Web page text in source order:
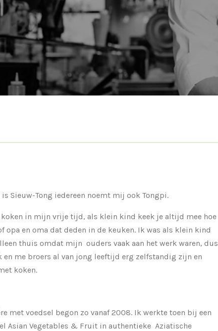
Sieuw-Tong iedereen noemt mij ook Tongpi.
koken in mijn vrije tijd, als klein kind keek je altijd mee hoe
opa en oma dat deden in de keuken. Ik was als klein kind
thuis omdat mijn ouders vaak aan het werk waren, dus
en me broers al van jong leeftijd erg zelfstandig zijn en
koken.
met voedsel begon zo vanaf 2008. Ik werkte toen bij een
Asian Vegetables & Fruit in authentieke Aziatische